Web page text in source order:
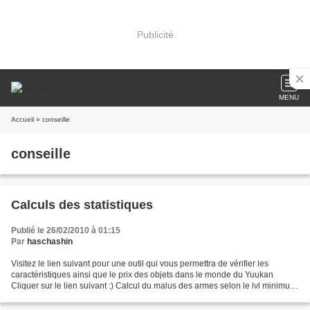
Publicité
MENU
Accueil » conseille
conseille
Calculs des statistiques
Publié le 26/02/2010 à 01:15
Par haschashin
Visitez le lien suivant pour une outil qui vous permettra de vérifier les
caractéristiques ainsi que le prix des objets dans le monde du Yuukan
Cliquer sur le lien suivant :) Calcul du malus des armes selon le lvl minimum